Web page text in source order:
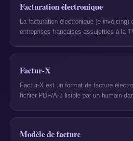
Facturation électronique
La facturation électronique (e-invoicing)
entreprises françaises assujetties à la
Factur-X
Factur-X est un format de facture
fichier PDF/A-3 lisible par un humain
Modèle de facture